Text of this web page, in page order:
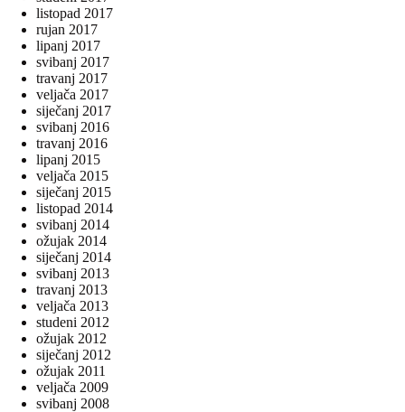
listopad 2017
rujan 2017
lipanj 2017
svibanj 2017
travanj 2017
veljača 2017
siječanj 2017
svibanj 2016
travanj 2016
lipanj 2015
veljača 2015
siječanj 2015
listopad 2014
svibanj 2014
ožujak 2014
siječanj 2014
svibanj 2013
travanj 2013
veljača 2013
studeni 2012
ožujak 2012
siječanj 2012
ožujak 2011
veljača 2009
svibanj 2008